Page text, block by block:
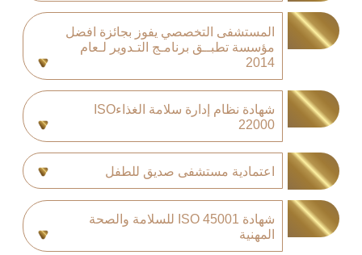
المستشفى التخصصي يفوز بجائزة افضل
مؤسسة تطبــق برنامـج التـدوير لـعام
2014
شهادة نظام إدارة سلامة الغذاءISO
22000
اعتمادية مستشفى صديق للطفل
شهادة 45001 ISO للسلامة والصحة
المهنية